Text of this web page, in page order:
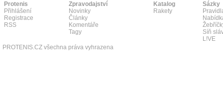
Protenis
Přihlášení
Registrace
RSS
Zpravodajství
Novinky
Články
Komentáře
Tagy
Katalog
Rakety
Sázky
Síň
L!VE
PROTENIS.CZ všechna práva vyhrazena